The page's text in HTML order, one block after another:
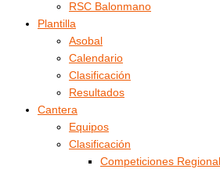
RSC Balonmano
Plantilla
Asobal
Calendario
Clasificación
Resultados
Cantera
Equipos
Clasificación
Competiciones